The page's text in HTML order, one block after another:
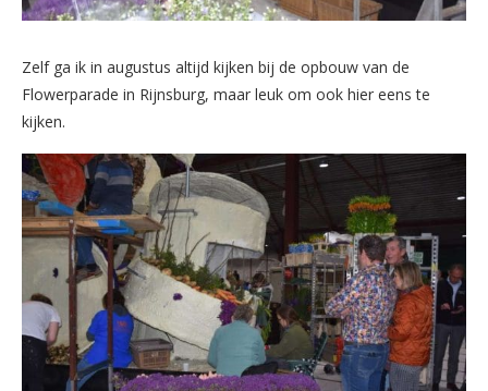
Zelf ga ik in augustus altijd kijken bij de opbouw van de
Flowerparade in Rijnsburg, maar leuk om ook hier eens te
kijken.